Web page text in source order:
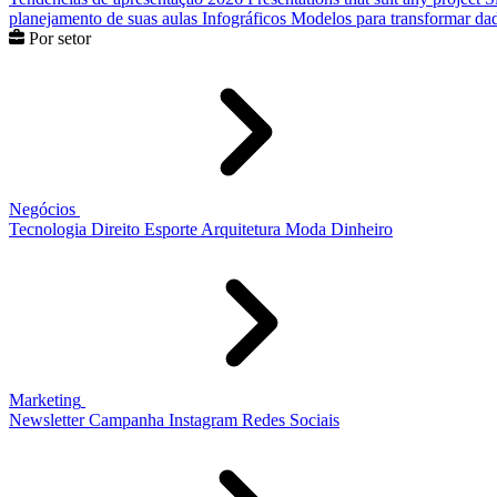
planejamento de suas aulas Infográficos Modelos para transformar
Por setor
Negócios
Tecnologia Direito Esporte Arquitetura Moda Dinheiro
Marketing
Newsletter Campanha Instagram Redes Sociais